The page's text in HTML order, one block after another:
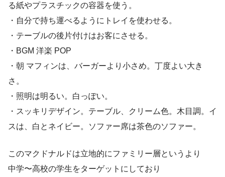
る紙やプラスチックの容器を使う。
・自分で持ち運べるようにトレイを使わせる。
・テーブルの後片付けはお客にさせる。
・BGM 洋楽 POP
・朝 マフィンは、バーガーより小さめ。丁度よい大き
さ。
・照明は明るい。白っぽい。
・スッキリデザイン。テーブル、クリーム色。木目調。イ
スは、白とネイビー。ソファー席は茶色のソファー。
このマクドナルドは立地的にファミリー層というより
中学〜高校の学生をターゲットにしており